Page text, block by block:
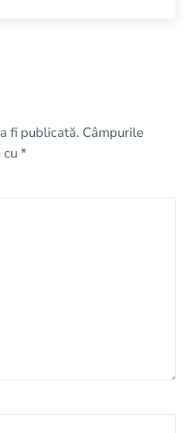
fi publicată. Câmpurile
*